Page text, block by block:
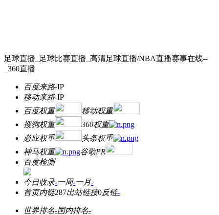
足球直播_足球比赛直播_高清足球直播/NBA直播赛事在线--
_360直播
百度来路-IP
移动来路-IP
百度权重
移动权重
搜狗权重
360权重
必应权重
头条权重
神马权重
谷歌PR
百度检测
今日收录-一周-一月-
首页内链287出站链接0反链-
世界排名-国内排名-